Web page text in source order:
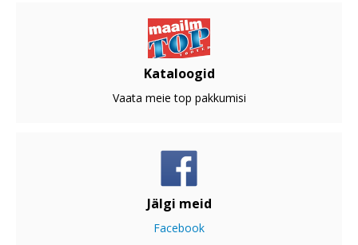
Kataloogid
Vaata meie top pakkumisi
Jälgi meid
Facebook